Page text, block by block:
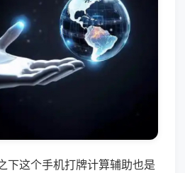
下这个手机打牌计算辅助也是